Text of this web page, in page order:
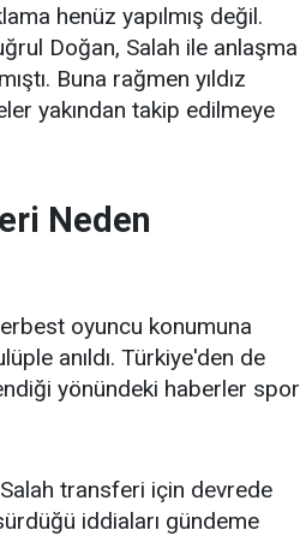
henüz yapılmış değil.
Doğan, Salah ile anlaşma
Buna rağmen yıldız
yakından takip edilmeye
Neden
oyuncu konumuna
anıldı. Türkiye'den de
yönündeki haberler spor
transferi için devrede
iddiaları gündeme